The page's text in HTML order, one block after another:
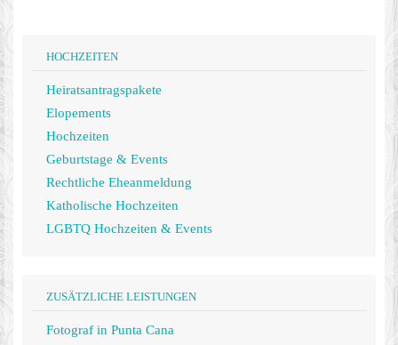
HOCHZEITEN
Heiratsantragspakete
Elopements
Hochzeiten
Geburtstage & Events
Rechtliche Eheanmeldung
Katholische Hochzeiten
LGBTQ Hochzeiten & Events
ZUSÄTZLICHE LEISTUNGEN
Fotograf in Punta Cana